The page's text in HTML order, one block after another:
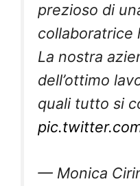
prezioso di
collaboratrice
La nostra
dell’ottimo
quali tutto si
— Monica